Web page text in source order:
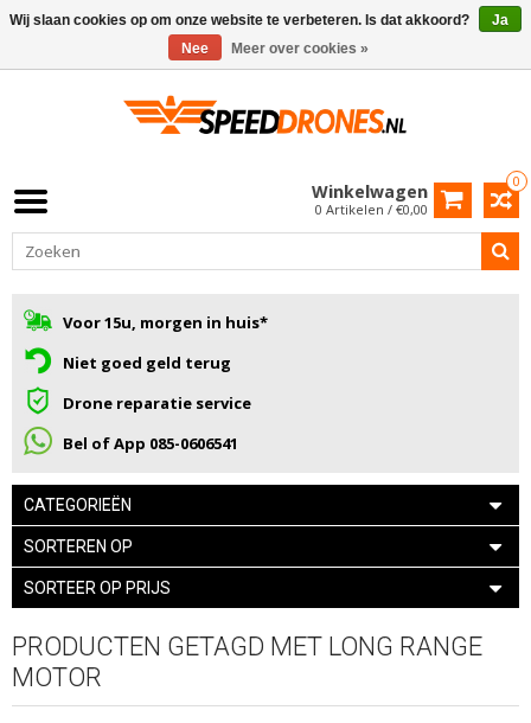
0
Winkelwagen
0 Artikelen / €0,00
Voor 15u, morgen in huis*
Niet goed geld terug
Drone reparatie service
Bel of App 085-0606541
CATEGORIEËN
SORTEREN OP
SORTEER OP PRIJS
PRODUCTEN GETAGD MET LONG RANGE
MOTOR
Wij slaan cookies op om onze website te verbeteren. Is dat akkoord?
Ja
Nee
Meer over cookies »